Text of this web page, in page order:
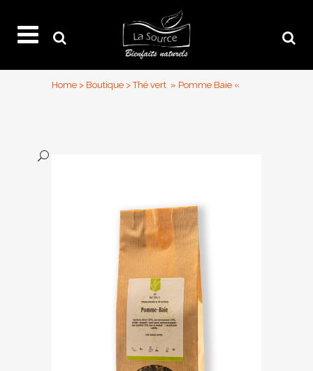
Home > Boutique >Thé vert » Pomme Baie «